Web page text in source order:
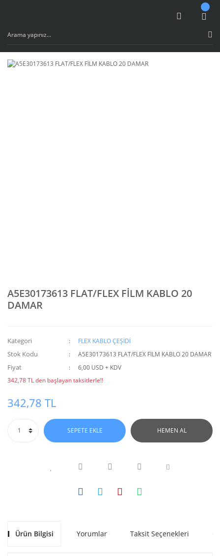
A5E30173613 FLAT/FLEX FİLM KABLO 20
DAMAR
Kategori FLEX KABLO ÇEŞİDİ
Stok Kodu A5E30173613 FLAT/FLEX FİLM KABLO 20 DAMAR
Fiyat
6,00 USD + KDV
342,78 TL den başlayan taksitlerle!!
342,78 TL
SEPETE EKLE HEMEN AL
Ürün Bilgisi Yorumlar Taksit Seçenekleri